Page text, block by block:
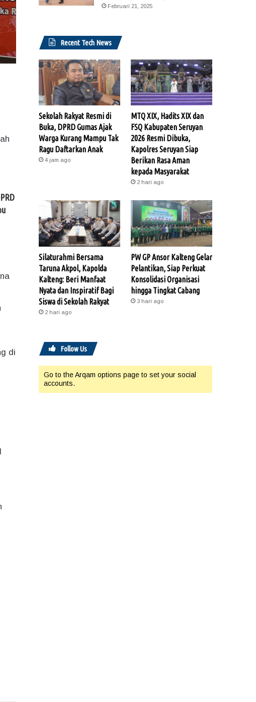
di
Februari 21, 2025
Recent Tech News
Sekolah Rakyat Resmi di
Buka, DPRD Gumas Ajak
Warga Kurang Mampu Tak
Ragu Daftarkan Anak
4 jam ago
MTQ XIX, Hadits XIX dan
FSQ Kabupaten Seruyan
2026 Resmi Dibuka,
Kapolres Seruyan Siap
Berikan Rasa Aman
kepada Masyarakat
2 hari ago
Silaturahmi Bersama
Taruna Akpol, Kapolda
Kalteng: Beri Manfaat
Nyata dan Inspiratif Bagi
Siswa di Sekolah Rakyat
2 hari ago
PW GP Ansor Kalteng Gelar
Pelantikan, Siap Perkuat
Konsolidasi Organisasi
hingga Tingkat Cabang
3 hari ago
Follow Us
Go to the Arqam options page to set your social
accounts.